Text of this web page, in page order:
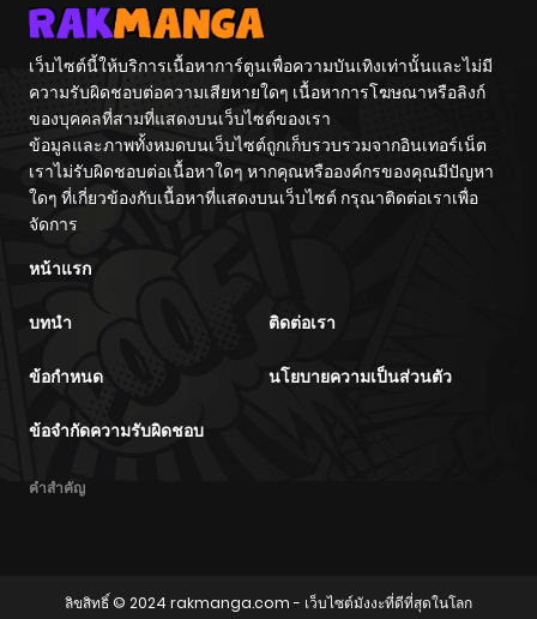
เว็บไซต์นี้ให้บริการเนื้อหาการ์ตูนเพื่อความบันเทิงเท่านั้นและไม่มี
ความรับผิดชอบต่อความเสียหายใดๆ เนื้อหาการโฆษณาหรือลิงก์
ของบุคคลที่สามที่แสดงบนเว็บไซต์ของเรา
ข้อมูลและภาพทั้งหมดบนเว็บไซต์ถูกเก็บรวบรวมจากอินเทอร์เน็ต
เราไม่รับผิดชอบต่อเนื้อหาใดๆ หากคุณหรือองค์กรของคุณมีปัญหา
ใดๆ ที่เกี่ยวข้องกับเนื้อหาที่แสดงบนเว็บไซต์ กรุณาติดต่อเราเพื่อ
จัดการ
หน้าแรก
บทนำ ติดต่อเรา
ข้อกำหนด นโยบายความเป็นส่วนตัว
ข้อจำกัดความรับผิดชอบ
คำสำคัญ
ลิขสิทธิ์ © 2024 rakmanga.com- เว็บไซต์มังงะที่ดีที่สุดในโลก